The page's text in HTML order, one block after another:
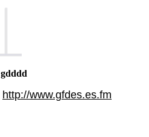
gdddd
http://www.gfdes.es.fm